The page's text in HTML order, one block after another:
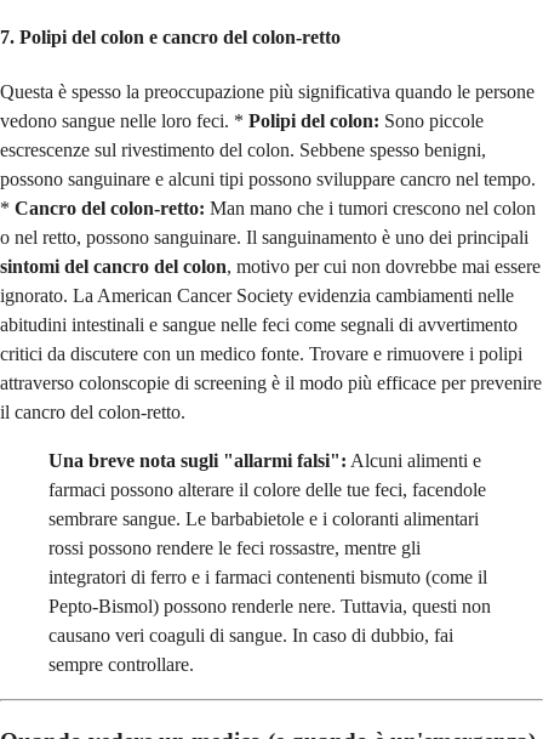
7. Polipi del colon e cancro del colon-retto
Questa è spesso la preoccupazione più significativa quando le persone
vedono sangue nelle loro feci. * Polipi del colon: Sono piccole
escrescenze sul rivestimento del colon. Sebbene spesso benigni,
possono sanguinare e alcuni tipi possono sviluppare cancro nel tempo.
* Cancro del colon-retto: Man mano che i tumori crescono nel colon
o nel retto, possono sanguinare. Il sanguinamento è uno dei principali
sintomi del cancro del colon, motivo per cui non dovrebbe mai essere
ignorato. La American Cancer Society evidenzia cambiamenti nelle
abitudini intestinali e sangue nelle feci come segnali di avvertimento
critici da discutere con un medico fonte. Trovare e rimuovere i polipi
attraverso colonscopie di screening è il modo più efficace per prevenire
il cancro del colon-retto.
Una breve nota sugli "allarmi falsi": Alcuni alimenti e
farmaci possono alterare il colore delle tue feci, facendole
sembrare sangue. Le barbabietole e i coloranti alimentari
rossi possono rendere le feci rossastre, mentre gli
integratori di ferro e i farmaci contenenti bismuto (come il
Pepto-Bismol) possono renderle nere. Tuttavia, questi non
causano veri coaguli di sangue. In caso di dubbio, fai
sempre controllare.